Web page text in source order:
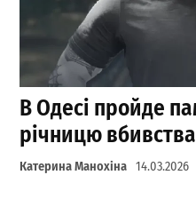
В Одесі пройде
річницю
Катерина Манохіна 14.03.2026